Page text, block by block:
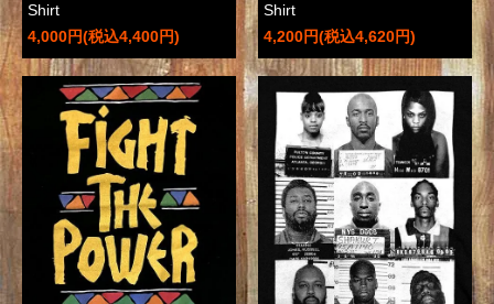
Shirt
4,000円(税込4,400円)
Shirt
4,200円(税込4,620円)